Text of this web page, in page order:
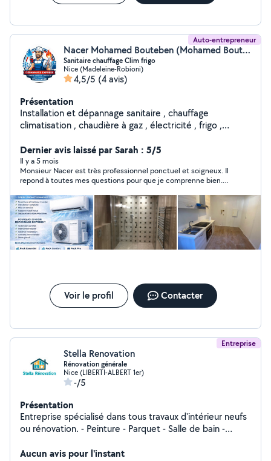
Auto-entrepreneur
Nacer Mohamed Bouteben (Mohamed Bouteben)
Sanitaire chauffage Clim frigo
Nice (Madeleine-Robioni)
4,5/5 (4 avis)
Présentation
Installation et dépannage sanitaire , chauffage
climatisation , chaudière à gaz , électricité , frigo ,
thermodynamique, cumulus, chaudière à gaz , tableau
électrique,
Dernier avis laissé par Sarah : 5/5
Il y a 5 mois
Monsieur Nacer est très professionnel ponctuel et soigneux. Il
repond à toutes mes questions pour que je comprenne bien.
Le travail est minutieux et bien soigné. Ayant des
appartements en Airbnb je ferai toujours appel à lui pour
l'intervention de mes logements. Je recommande les yeux
fermés car c'est dur de trouver du personnel compétent de nos
jours. Merci encore
Voir le profil Contacter
Entreprise
Stella Renovation
Rénovation générale
Nice (LIBERTI-ALBERT 1er)
-/5
Présentation
Entreprise spécialisé dans tous travaux d'intérieur neufs
ou rénovation. - Peinture - Parquet - Salle de bain -
Aucun avis pour l'instant